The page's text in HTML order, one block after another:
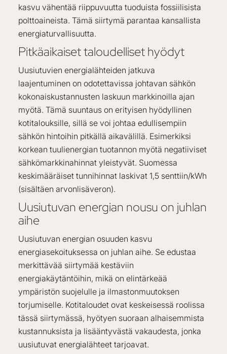
kasvu vähentää riippuvuutta tuoduista fossiilisista
polttoaineista. Tämä siirtymä parantaa kansallista
energiaturvallisuutta.
Pitkäaikaiset taloudelliset hyödyt
Uusiutuvien energialähteiden jatkuva
laajentuminen on odotettavissa johtavan sähkön
kokonaiskustannusten laskuun markkinoilla ajan
myötä. Tämä suuntaus on erityisen hyödyllinen
kotitalouksille, sillä se voi johtaa edullisempiin
sähkön hintoihin pitkällä aikavälillä. Esimerkiksi
korkean tuulienergian tuotannon myötä negatiiviset
sähkömarkkinahinnat yleistyvät. Suomessa
keskimääräiset tunnihinnat laskivat 1,5 senttiin/kWh
(sisältäen arvonlisäveron).
Uusiutuvan energian nousu on juhlan
aihe
Uusiutuvan energian osuuden kasvu
energiasekoituksessa on juhlan aihe. Se edustaa
merkittävää siirtymää kestäviin
energiakäytäntöihin, mikä on elintärkeää
ympäristön suojelulle ja ilmastonmuutoksen
torjumiselle. Kotitaloudet ovat keskeisessä roolissa
tässä siirtymässä, hyötyen suoraan alhaisemmista
kustannuksista ja lisääntyvästä vakaudesta, jonka
uusiutuvat energialähteet tarjoavat.